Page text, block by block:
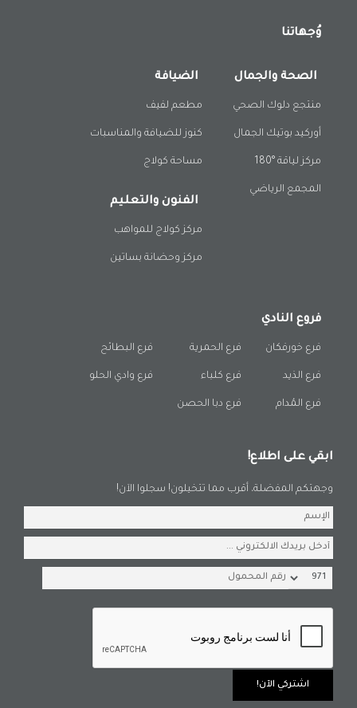
وُجهاتنا
الصحة والجمال
منتجع دلوك الصحي
أوركيد بوتيك الجمال
مركز لياقة °180
المجمع الرياضي
الضيافة
مطعم لفيف
كنوز للضيافة والمناسبات
مساحة كولاج
الفنون والتعليم
مركز كولاج للمواهب
مركز وحضانة بساتين
فروع النادي
فرع خورفكان
فرع الذيد
فرع المُدام
فرع الحمرية
فرع كلباء
فرع دبا الحصن
فرع البطائح
فرع وادي الحلو
ابقي على اطلاع!
وجهتكم المفضلة، أقرب مما تتخيلون! سجلوا الآن!